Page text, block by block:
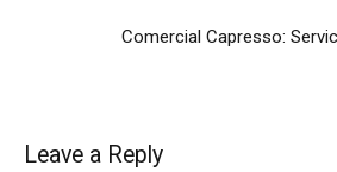
Comercial Capresso:
Leave a Reply